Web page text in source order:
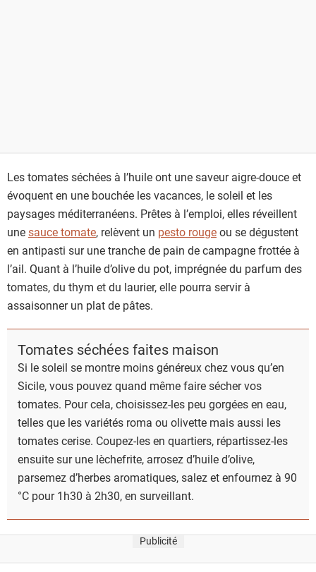
Les tomates séchées à l’huile ont une saveur aigre-douce et
évoquent en une bouchée les vacances, le soleil et les
paysages méditerranéens. Prêtes à l’emploi, elles réveillent
unesauce tomate, relèvent un pesto rougeou se dégustent
en antipasti sur une tranche de pain de campagne frottée à
l’ail. Quant à l’huile d’olive du pot, imprégnée du parfum des
tomates, du thym et du laurier, elle pourra servir à
assaisonner un plat de pâtes.
Tomates séchées faites maison
Si le soleil se montre moins généreux chez vous qu’en
Sicile, vous pouvez quand même faire sécher vos
tomates. Pour cela, choisissez-les peu gorgées en eau,
telles que les variétés roma ou olivette mais aussi les
tomates cerise. Coupez-les en quartiers, répartissez-les
ensuite sur une lèchefrite, arrosez d’huile d’olive,
parsemez d’herbes aromatiques, salez et enfournez à 90
°C pour 1h30 à 2h30, en surveillant.
Publicité